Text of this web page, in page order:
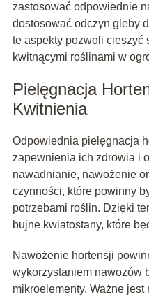
zastosować odpowiednie
dostosować odczyn gleby
te aspekty pozwoli cieszyć
kwitnącymi roślinami w
Pielęgnacja
Kwitnienia
Odpowiednia pielęgnacja
zapewnienia ich zdrowia i
nawadnianie, nawożenie
czynności, które powinny
potrzebami roślin. Dzięki
bujne kwiatostany, które
Nawożenie hortensji
wykorzystaniem nawozów
mikroelementy. Ważne